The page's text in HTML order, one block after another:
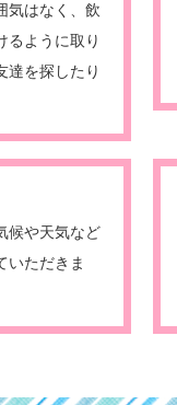
気はなく、飲
るように取り
達を探したり
候や天気など
いただきま